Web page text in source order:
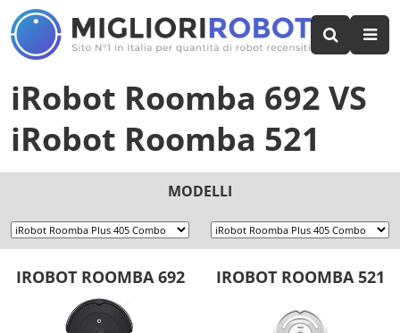
iRobot Roomba 692 VS
iRobot Roomba 521
MODELLI
IROBOT ROOMBA 692 IROBOT ROOMBA 521